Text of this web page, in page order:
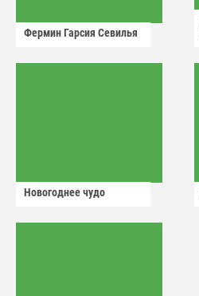
Фермин Гарсия Севилья
Новогоднее чудо